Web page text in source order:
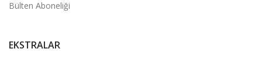
Bülten Aboneliği
EKSTRALAR